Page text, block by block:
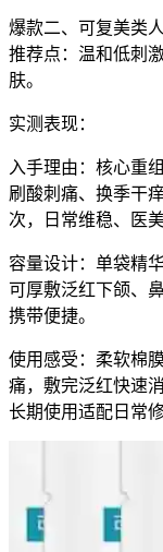
爆款二、可复美类
推荐点：温和低刺
肤。
实测表现：
入手理由：核心重
刷酸刺痛、换季干
次，日常维稳、医
容量设计：单袋精
可厚敷泛红下颌、
携带便捷。
使用感受：柔软棉
痛，敷完泛红快速
长期使用适配日常